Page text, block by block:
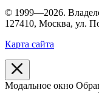
© 1999—2026.
127410, Москва, ул.
Карта сайта
Модальное окно